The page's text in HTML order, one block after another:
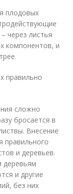
плодовых
через листья
компонентов, и
правильно
сложно
бросается в
Внесение
правильного
и деревьев.
деревьям
и другие
без них